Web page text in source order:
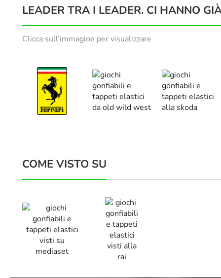
LEADER TRA I LEADER. CI HANNO
Clicca sull’immagine per visualizzare
COME VISTO SU